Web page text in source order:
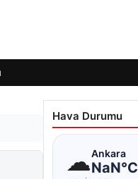
Hava Durumu
☁Ankara
NaN°C